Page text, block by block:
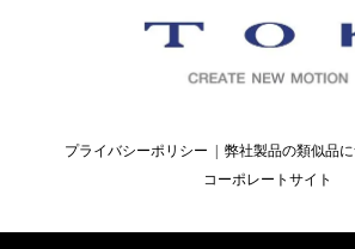
プライバシーポリシー
弊社製品の類似品
コーポレートサイト